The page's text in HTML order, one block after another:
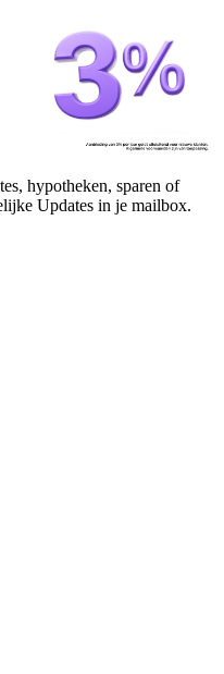
hypotheken, sparen of
Updates in je mailbox.